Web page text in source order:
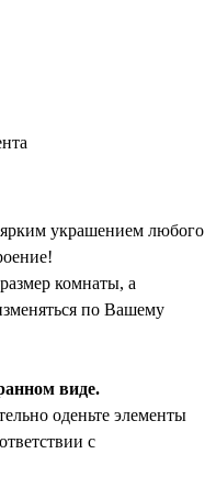
ярким украшением любого
комнаты, а
по Вашему
виде.
оденьте элементы
с